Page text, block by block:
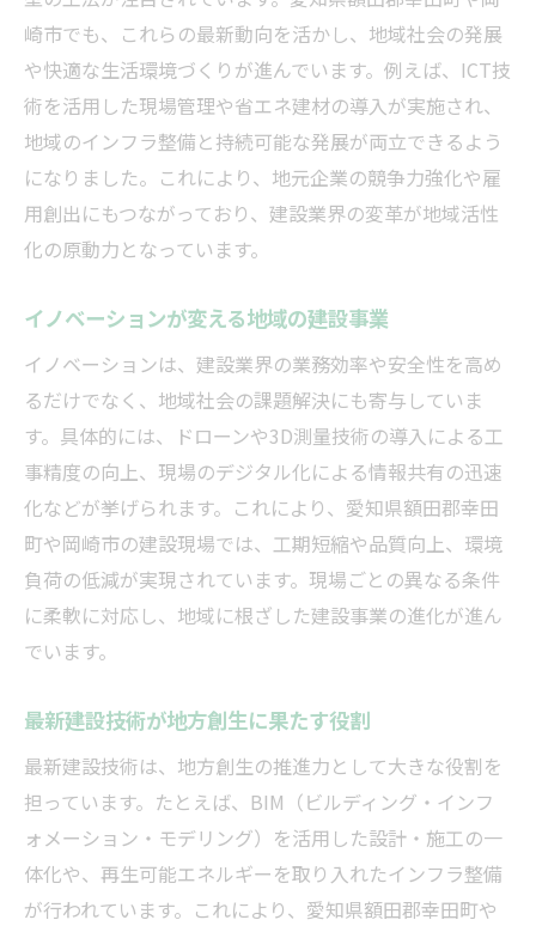
崎市でも、これらの最新動向を活かし、地域社会の発展
や快適な生活環境づくりが進んでいます。例えば、ICT技
術を活用した現場管理や省エネ建材の導入が実施され、
地域のインフラ整備と持続可能な発展が両立できるよう
になりました。これにより、地元企業の競争力強化や雇
用創出にもつながっており、建設業界の変革が地域活性
化の原動力となっています。
イノベーションが変える地域の建設事業
イノベーションは、建設業界の業務効率や安全性を高め
るだけでなく、地域社会の課題解決にも寄与していま
す。具体的には、ドローンや3D測量技術の導入による工
事精度の向上、現場のデジタル化による情報共有の迅速
化などが挙げられます。これにより、愛知県額田郡幸田
町や岡崎市の建設現場では、工期短縮や品質向上、環境
負荷の低減が実現されています。現場ごとの異なる条件
に柔軟に対応し、地域に根ざした建設事業の進化が進ん
でいます。
最新建設技術が地方創生に果たす役割
最新建設技術は、地方創生の推進力として大きな役割を
担っています。たとえば、BIM（ビルディング・インフ
ォメーション・モデリング）を活用した設計・施工の一
体化や、再生可能エネルギーを取り入れたインフラ整備
が行われています。これにより、愛知県額田郡幸田町や